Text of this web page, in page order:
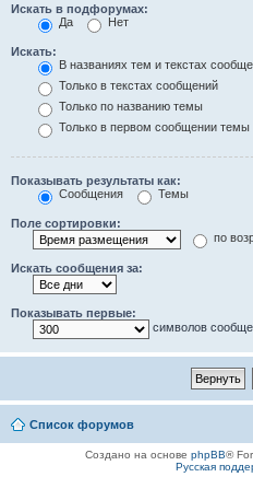
Искать в подфорумах:
Да
Нет
Искать:
В названиях тем и текстах
Только в текстах сообщений
Только по названию темы
Только в первом сообщении темы
Показывать результаты как:
Сообщения
Темы
Поле сортировки:
по
Искать сообщения за:
Показывать первые:
символов
Список форумов
Создано на основе phpBB®
Русская